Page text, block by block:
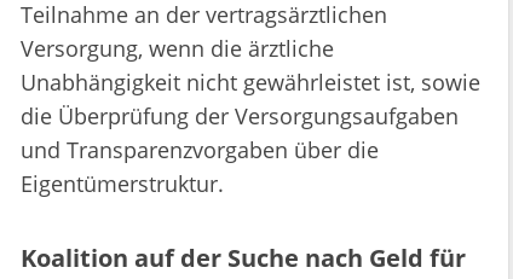
Teilnahme an der vertragsärztlichen
Versorgung, wenn die ärztliche
Unabhängigkeit nicht gewährleistet ist, sowie
die Überprüfung der Versorgungsaufgaben
und Transparenzvorgaben über die
Eigentümerstruktur.
Koalition auf der Suche nach Geld für